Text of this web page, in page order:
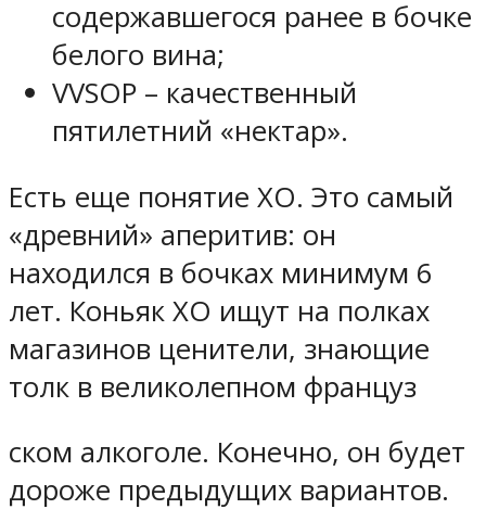
содержавшегося ранее в бочке
белого вина;
VVSOP – качественный
пятилетний «нектар».
Есть еще понятие XO. Это самый
«древний» аперитив: он
находился в бочках минимум 6
лет. Коньяк XO ищут на полках
магазинов ценители, знающие
толк в великолепном француз
ском алкоголе. Конечно, он будет
дороже предыдущих вариантов.